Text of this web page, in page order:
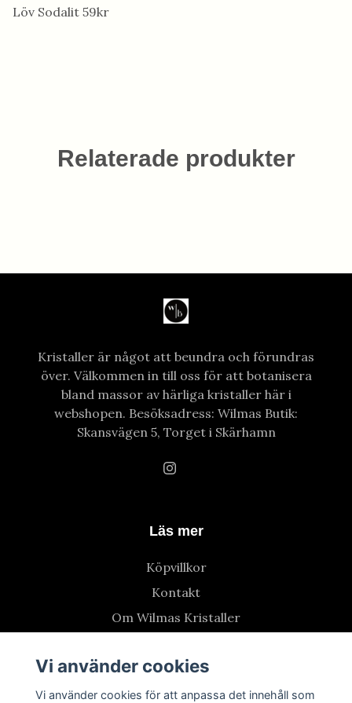
Löv Sodalit 59kr
Relaterade produkter
Kristaller är något att beundra och förundras
över. Välkommen in till oss för att botanisera
bland massor av härliga kristaller här i
webshopen. Besöksadress: Wilmas Butik:
Skansvägen 5, Torget i Skärhamn
Läs mer
Köpvillkor
Kontakt
Om Wilmas Kristaller
Vi använder cookies
Vi använder cookies för att anpassa det innehåll som